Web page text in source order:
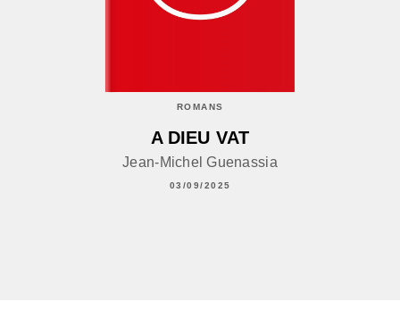
ROMANS
A DIEU VAT
Jean-Michel Guenassia
03/09/2025